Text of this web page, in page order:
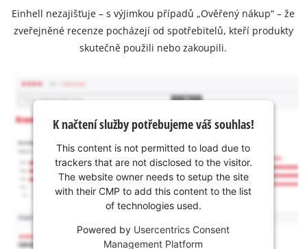
Einhell nezajišťuje – s výjimkou případů „Ověřený nákup“ – že
zveřejněné recenze pocházejí od spotřebitelů, kteří produkty
skutečně použili nebo zakoupili.
K načtení služby potřebujeme váš souhlas!
This content is not permitted to load due to
trackers that are not disclosed to the visitor.
The website owner needs to setup the site
with their CMP to add this content to the list
of technologies used.
Powered by Usercentrics Consent
Management Platform